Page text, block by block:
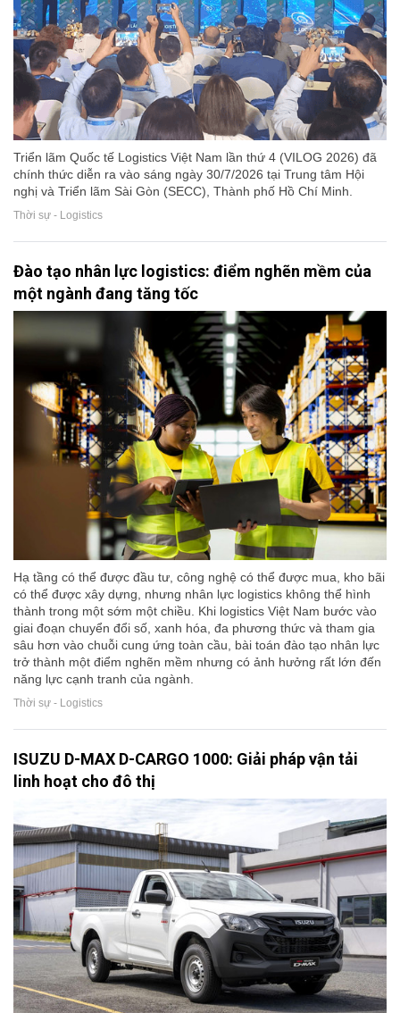
Triển lãm Quốc tế Logistics Việt Nam lần thứ 4 (VILOG 2026) đã
chính thức diễn ra vào sáng ngày 30/7/2026 tại Trung tâm Hội
nghị và Triển lãm Sài Gòn (SECC), Thành phố Hồ Chí Minh.
Thời sự - Logistics
Đào tạo nhân lực logistics: điểm nghẽn mềm của
một ngành đang tăng tốc
Hạ tầng có thể được đầu tư, công nghệ có thể được mua, kho bãi
có thể được xây dựng, nhưng nhân lực logistics không thể hình
thành trong một sớm một chiều. Khi logistics Việt Nam bước vào
giai đoạn chuyển đổi số, xanh hóa, đa phương thức và tham gia
sâu hơn vào chuỗi cung ứng toàn cầu, bài toán đào tạo nhân lực
trở thành một điểm nghẽn mềm nhưng có ảnh hưởng rất lớn đến
năng lực cạnh tranh của ngành.
Thời sự - Logistics
ISUZU D-MAX D-CARGO 1000: Giải pháp vận tải
linh hoạt cho đô thị